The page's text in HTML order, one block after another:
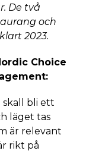
De två
och
2023.
Choice
skall bli ett
läget tas
är relevant
rikt på